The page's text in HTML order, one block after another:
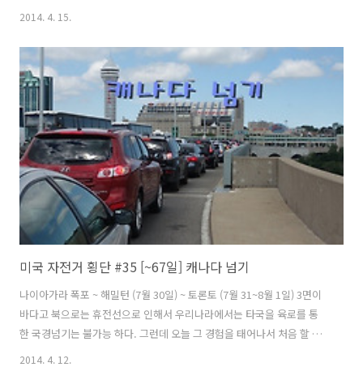
우선이기에 더는 생각할 것도 없이 기차를 타고 이동해야 겠다는 결론을
다. 아무튼 오늘 코버그(Cobourg)까지는 자전거를 타고 제시간에 가야
퀘백(Québec)까지 기차를 타고 갈 수 있다. 빨리 서둘러야 한다. 3일동
안 있으면서 정이 들었는데 이제 고양이들과도 헤어져야 한다. 처음 왔을
때는 도망갔는데 며칠 봤다고 도망가지 않는다. "축지법 이동중..." 지하
에 있던 짐을 챙겨서 다 가지고 올라왔다. "너 언제 여기 올라..
2014. 4. 15.
미국 자전거 횡단 #35 [~67일] 캐나다 넘기
나이아가라 폭포 ~ 해밀턴 (7월 30일) ~ 토론토 (7월 31~8월 1일) 3면이
바다고 북으로는 휴전선으로 인해서 우리나라에서는 타국을 육로를 통
한 국경넘기는 불가능 하다. 그런데 오늘 그 경험을 태어나서 처음 할 수
있게 됐다. 머리에 털나고 외국에 가본경험이 미국과 뉴질랜드 2개국인
2014. 4. 12.